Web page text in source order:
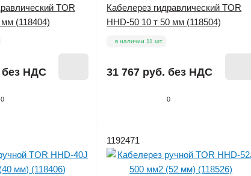
0
TOR
(118404)
без НДС
0
Кабелерез гидравлический TOR
HHD-50 10 т 50 мм (118504)
в наличии 11 шт.
31 767 руб. без НДС
1192471